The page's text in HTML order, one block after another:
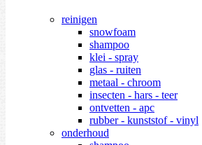
reinigen
snowfoam
shampoo
klei - spray
glas - ruiten
metaal - chroom
insecten - hars - teer
ontvetten - apc
rubber - kunststof - vinyl
onderhoud